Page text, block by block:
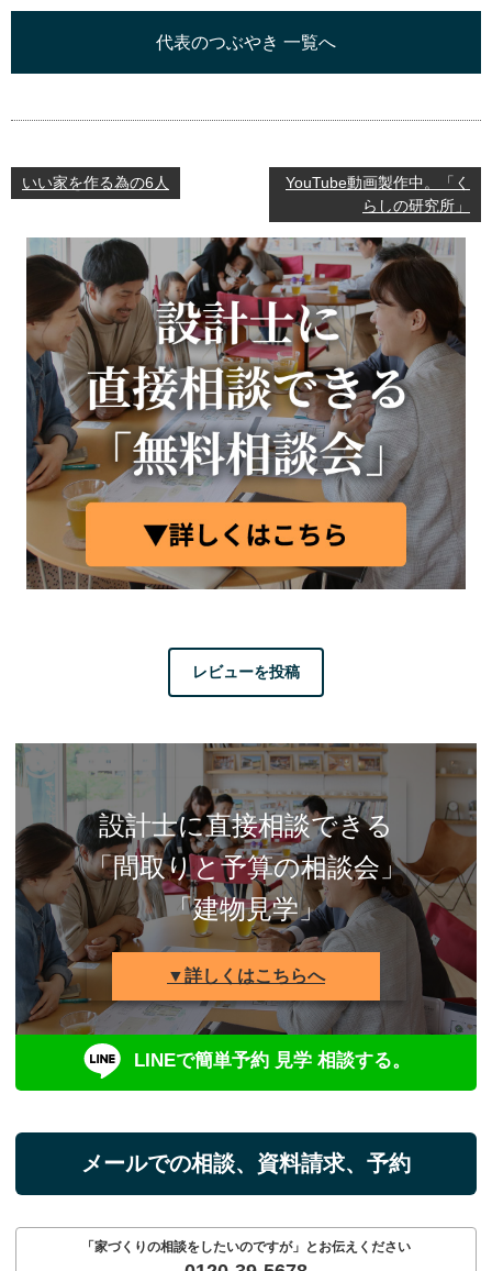
代表のつぶやき 一覧へ
いい家を作る為の6人
YouTube動画製作中。「く
らしの研究所」
レビューを投稿
設計士に直接相談できる
「間取りと予算の相談会」
「建物見学」
▼詳しくはこちらへ
LINEで簡単予約 見学 相談する。
メールでの相談、資料請求、予約
「家づくりの相談をしたいのですが」とお伝えください